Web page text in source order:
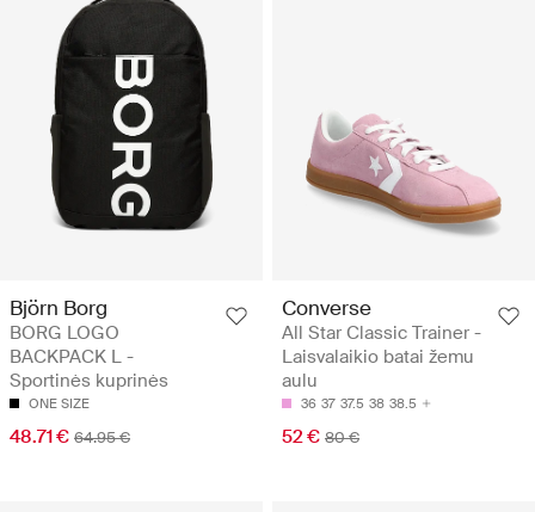
Björn Borg
BORG LOGO
BACKPACK L -
Sportinės kuprinės
ONE SIZE
48.71 € 64.95 €
Converse
All Star Classic Trainer -
Laisvalaikio batai žemu
aulu
36 37 37.5 38 38.5
52 € 80 €